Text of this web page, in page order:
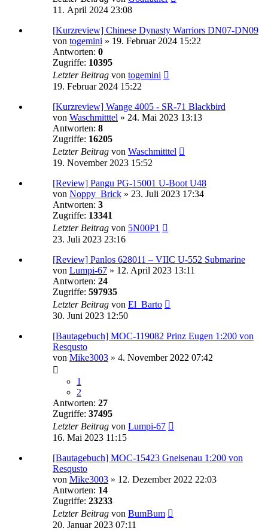
11. April 2024 23:08
[Kurzreview] Chinese Dynasty Warriors DN07-DN09
von togemini » 19. Februar 2024 15:22
Antworten: 0
Zugriffe: 10395
Letzter Beitrag von togemini
19. Februar 2024 15:22
[Kurzreview] Wange 4005 - SR-71 Blackbird
von Waschmitttel » 24. Mai 2023 13:13
Antworten: 8
Zugriffe: 16205
Letzter Beitrag von Waschmitttel
19. November 2023 15:52
[Review] Pangu PG-15001 U-Boot U48
von Noppy_Brick » 23. Juli 2023 17:34
Antworten: 3
Zugriffe: 13341
Letzter Beitrag von 5N00P1
23. Juli 2023 23:16
[Review] Panlos 628011 – VIIC U-552 Submarine
von Lumpi-67 » 12. April 2023 13:11
Antworten: 24
Zugriffe: 597935
Letzter Beitrag von El_Barto
30. Juni 2023 12:50
[Bautagebuch] MOC-119082 Prinz Eugen 1:200 von
Resqusto
von Mike3003 » 4. November 2022 07:42
1
2
Antworten: 27
Zugriffe: 37495
Letzter Beitrag von Lumpi-67
16. Mai 2023 11:15
[Bautagebuch] MOC-15423 Gneisenau 1:200 von
Resqusto
von Mike3003 » 12. Dezember 2022 22:03
Antworten: 14
Zugriffe: 23233
Letzter Beitrag von BumBum
20. Januar 2023 07:11